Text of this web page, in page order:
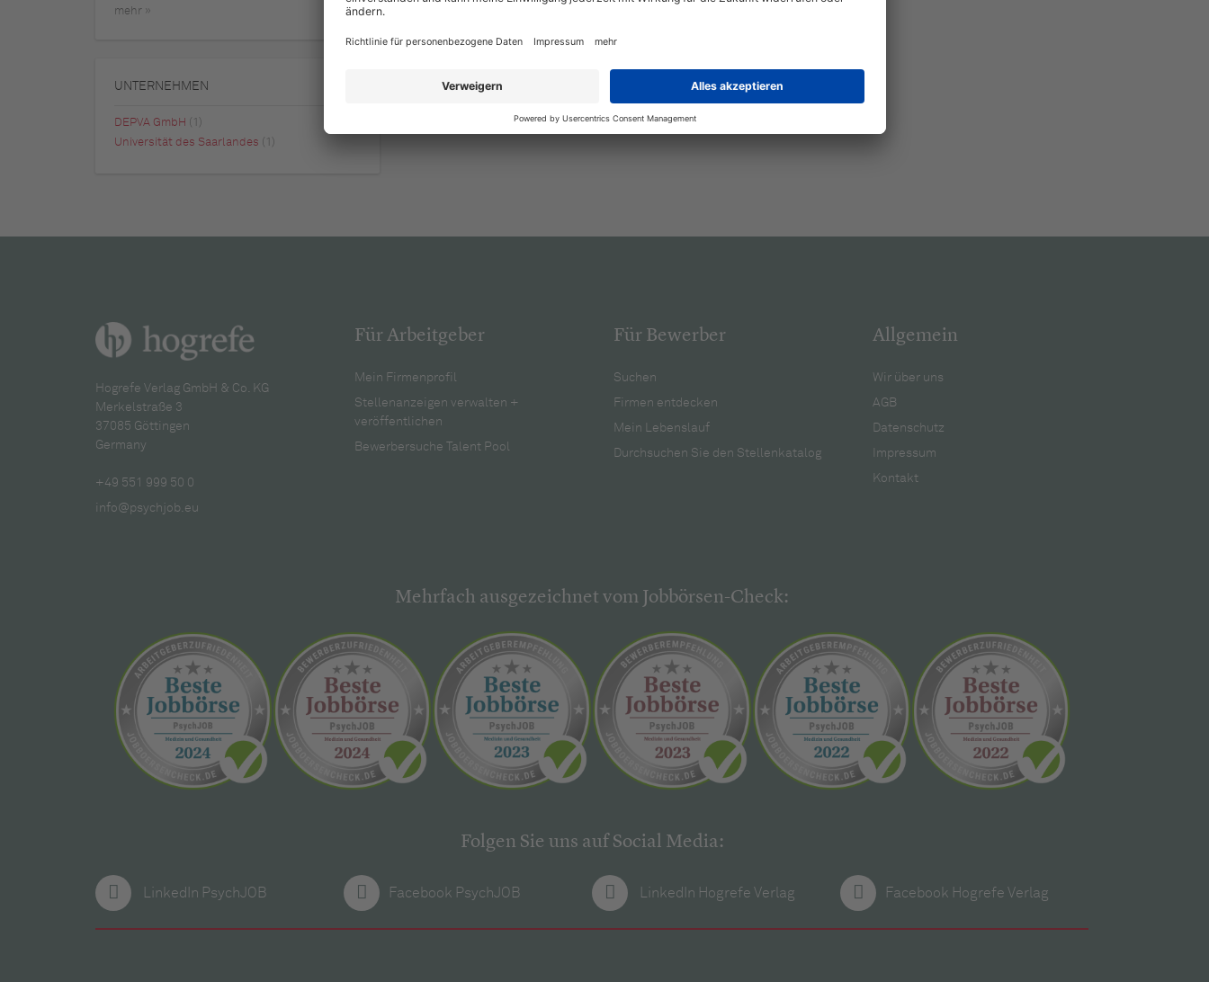
mehr »
UNTERNEHMEN
DEPVA GmbH (1)
Universität des Saarlandes
(1)
Hogrefe Verlag GmbH & Co. KG
Merkelstraße 3
37085 Göttingen
Germany
+49 551 999 50 0
info@psychjob.eu
Für Arbeitgeber
Mein Firmenprofil
Stellenanzeigen verwalten +
veröffentlichen
Bewerbersuche Talent Pool
Für Bewerber
Suchen
Firmen entdecken
Mein Lebenslauf
Durchsuchen Sie den Stellenkatalog
Allgemein
Wir über uns
AGB
Datenschutz
Impressum
Kontakt
Mehrfach ausgezeichnet vom Jobbörsen-Check:
Folgen Sie uns auf Social Media:
LinkedIn PsychJOB Facebook PsychJOB LinkedIn Hogrefe Verlag Facebook Hogrefe Verlag